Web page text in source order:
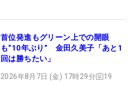
首位発進もグリーン上での開眼
も“10年ぶり” 金田久美子「あと1
回は勝ちたい」
2026年8月7日 (金) 17時29分 19